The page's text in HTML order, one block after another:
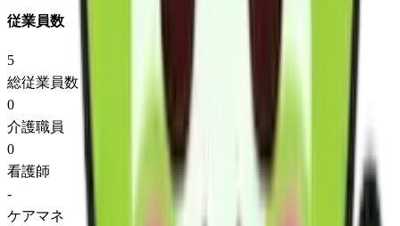
従業員数
5
総従業員数
0
介護職員
0
看護師
-
ケアマネ